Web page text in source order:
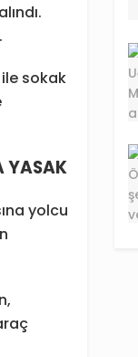
sokak
YASAK
yolcu